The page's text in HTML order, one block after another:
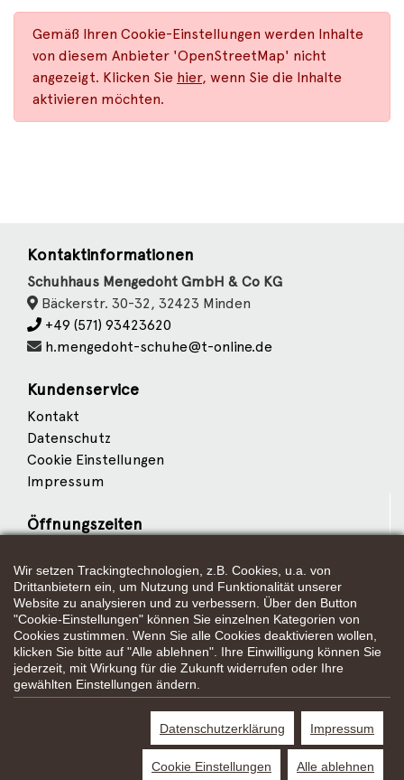
Gemäß Ihren Cookie-Einstellungen werden Inhalte
von diesem Anbieter 'OpenStreetMap' nicht
angezeigt. Klicken Sie hier, wenn Sie die Inhalte
aktivieren möchten.
Kontaktinformationen
Schuhhaus Mengedoht GmbH & Co KG
Bäckerstr. 30-32, 32423 Minden
+49 (571) 93423620
h.mengedoht-schuhe@t-online.de
Kundenservice
Kontakt
Datenschutz
Cookie Einstellungen
Impressum
Öffnungszeiten
Wir sind Partner von
Weitere Partner
*Alle Preisangaben gelten inklusive gesetzlichen MwSt. und bei
Selbstabholung.
Wir setzen Trackingtechnologien, z.B. Cookies, u.a. von
Drittanbietern ein, um Nutzung und Funktionalität unserer
Website zu analysieren und zu verbessern. Über den Button
"Cookie-Einstellungen" können Sie einzelnen Kategorien von
Cookies zustimmen. Wenn Sie alle Cookies deaktivieren wollen,
klicken Sie bitte auf "Alle ablehnen". Ihre Einwilligung können Sie
jederzeit, mit Wirkung für die Zukunft widerrufen oder Ihre
gewählten Einstellungen ändern.
Datenschutzerklärung Impressum
Cookie Einstellungen Alle ablehnen